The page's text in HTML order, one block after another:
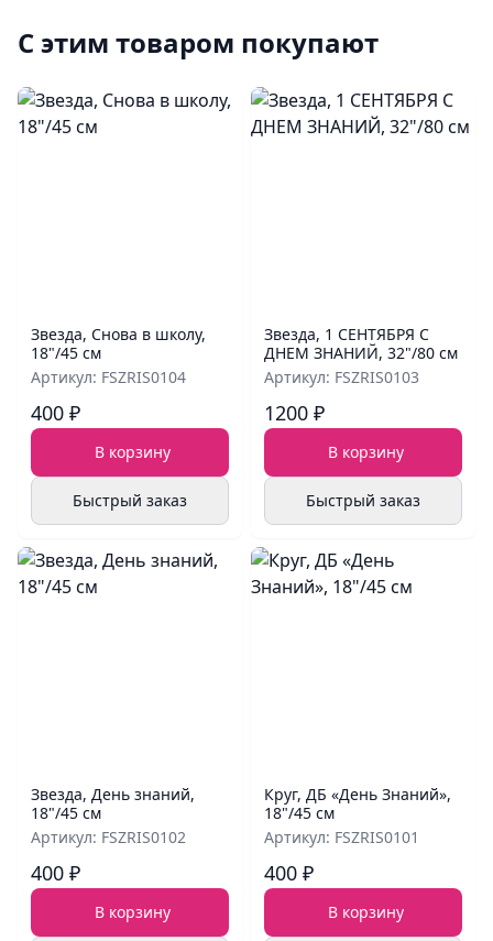
С этим товаром покупают
Звезда, Снова в школу,
18"/45 см
Артикул: FSZRIS0104
400 ₽
В корзину
Быстрый заказ
Звезда, 1 СЕНТЯБРЯ С
ДНЕМ ЗНАНИЙ, 32"/80 см
Артикул: FSZRIS0103
1200 ₽
В корзину
Быстрый заказ
Звезда, День знаний,
18"/45 см
Артикул: FSZRIS0102
400 ₽
В корзину
Круг, ДБ «День Знаний»,
18"/45 см
Артикул: FSZRIS0101
400 ₽
В корзину